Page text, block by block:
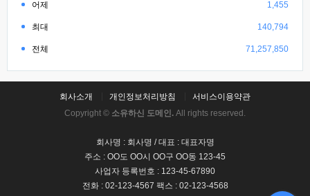
어제 1,455
최대 140,794
전체 71,257,850
회사소개 개인정보처리방침
서비스이용약관
Copyright © 소유하신 도메인. All rights reserved.
회사명 : 회사명 / 대표 : 대표자명
주소 : OO도 OO시 OO구 OO동 123-45
사업자 등록번호 : 123-45-67890
전화 : 02-123-4567 팩스 : 02-123-4568